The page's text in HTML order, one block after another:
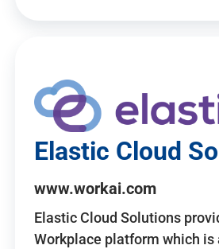
Elastic Cloud
www.workai.com
Elastic Cloud Solutions
Workplace platform which is